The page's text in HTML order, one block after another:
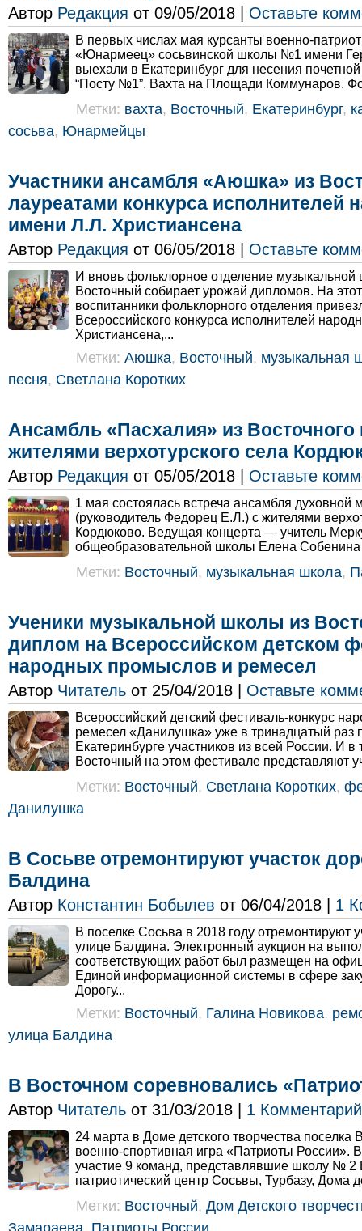
Автор Редакция от 09/05/2018 | Оставьте
В первых числах мая курсанты военно-
«Юнармеец» сосьвинской школы №1 имени
выехали в Екатеринбург для несения
“Посту №1”. Вахта на Площади Коммунаров.
Метки: вахта, Восточный, Екатеринбург,
сосьва, Юнармейцы
Участники ансамбля «Аюшка» из
лауреатами конкурса исполнителей
имени Л.Л. Христиансена
Автор Редакция от 06/05/2018 | Оставьте
И вновь фольклорное отделение музыкальной
Восточный собирает урожай дипломов. На
воспитанники фольклорного отделения
Всероссийского конкурса исполнителей
Христиансена,...
Метки: Аюшка, Восточный, музыкальная
песня, Светлана Коротких
Ансамбль «Пасхалия» из
жителями верхотурского села
Автор Редакция от 05/05/2018 | Оставьте
1 мая состоялась встреча ансамбля духовной
(руководитель Федорец Е.Л.) с жителями
Кордюково. Ведущая концерта — учитель
общеобразовательной школы Елена
Метки: Восточный, музыкальная школа,
Ученики музыкальной школы из
диплом на Всероссийском детском
народных промыслов и ремесел
Автор Читатель от 25/04/2018 | Оставьте
Всероссийский детский фестиваль-конкурс
ремесел «Данилушка» уже в тринадцатый раз
Екатеринбурге участников из всей России. И в
Восточный на этом фестивале представляют
Метки: Восточный, Светлана Коротких,
Данилушка
В Сосьве отремонтируют участок
Балдина
Автор Константин Бобылев от 06/04/2018 | 1
В поселке Сосьва в 2018 году отремонтируют
улице Балдина. Электронный аукцион на
соответствующих работ был размещен на
Единой информационной системы в сфере
Дорогу...
Метки: Восточный, Галина Новикова,
улица Балдина
В Восточном соревновались
Автор Читатель от 31/03/2018 | 1 Комментарий
24 марта в Доме детского творчества
военно-спортивная игра «Патриоты России».
участие 9 команд, представлявшие школу № 2
патриотический центр Сосьвы, Турбазу, Дома
Метки: Восточный, Дом Детского
Замараева Патриоты России